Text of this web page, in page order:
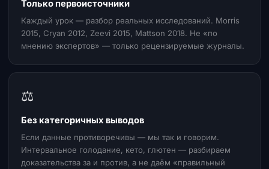
Только первоисточники
Каждый урок — разбор реальных исследований. Morris
2015, Cryan 2012, Zeevi 2015, Mattson 2018. Не «по
мнению экспертов» — только рецензируемые журналы.
⚖️
Без категоричных выводов
Если данные противоречивы — мы так и говорим.
Интервальное голодание, кето, глютен — разбираем
доказательства за и против, а не даём «правильный